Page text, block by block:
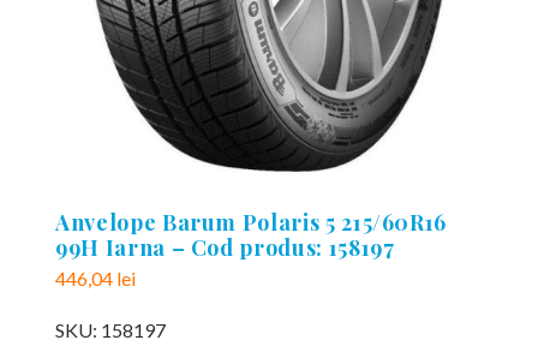
Anvelope Barum Polaris 5 215/60R16
99H Iarna – Cod produs: 158197
446,04 lei
SKU: 158197